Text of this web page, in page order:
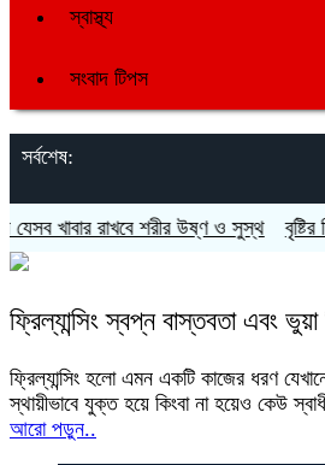
স্বাস্থ্য
সংবাদ টিপস
সর্বশেষ:
খাবার রাখবে শরীর উষ্ণ ও সুস্থ বৃষ্টির
ফ্রিল্যান্সিং স্বপ্ন বাস্তবতা এবং ভুয়া
ফ্রিল্যান্সিং হলো এমন একটি কাজের ধরণ যেখানে
স্থায়ীভাবে যুক্ত হয়ে কিংবা না হয়েও কেউ
আরো পড়ুন..